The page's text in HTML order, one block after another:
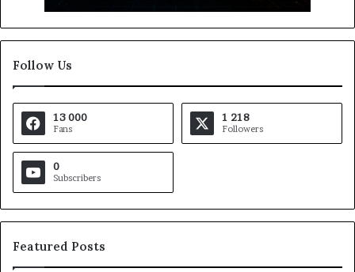
Follow Us
13 000
Fans
1 218
Followers
0
Subscribers
Featured Posts